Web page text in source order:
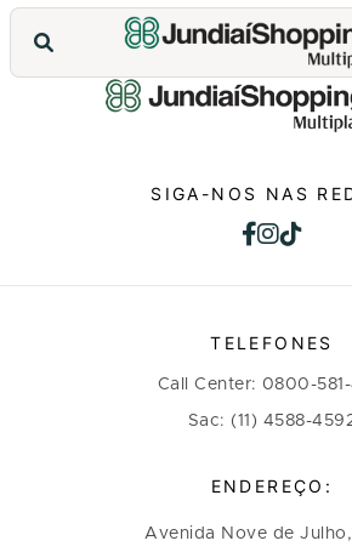
SIGA-NOS NAS
TELEFONES
Call Center: 0800-581-
Sac: (11) 4588-
ENDEREÇO:
Avenida Nove de